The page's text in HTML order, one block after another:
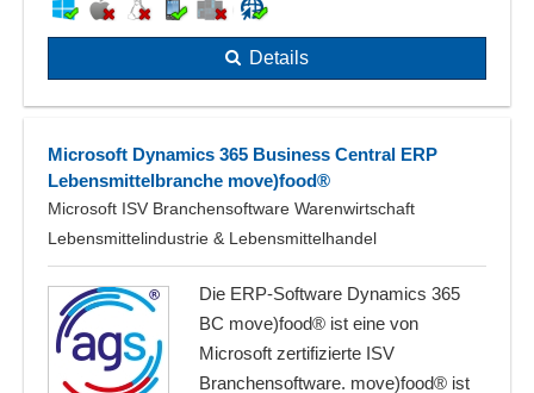
Details
Microsoft Dynamics 365 Business Central ERP
Lebensmittelbranche move)food®
Microsoft ISV Branchensoftware Warenwirtschaft
Lebensmittelindustrie & Lebensmittelhandel
Die ERP-Software Dynamics 365
BC move)food® ist eine von
Microsoft zertifizierte ISV
Branchensoftware. move)food® ist